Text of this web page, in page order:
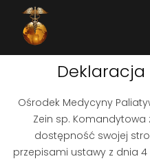
Ośrodek Medycyny
Zein sp.
dostępność swojej
przepisami ustawy z dnia